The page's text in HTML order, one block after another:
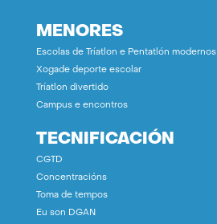
MENORES
Escolas de Tríatlon e Pentatlón modernos
Xogade deporte escolar
Tríatlon divertido
Campus e encontros
TECNIFICACIÓN
CGTD
Concentracións
Toma de tempos
Eu son DGAN